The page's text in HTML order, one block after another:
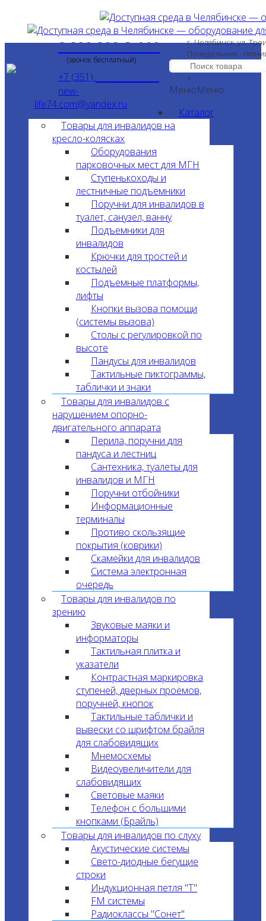
8 800 200-3-111
(звонок бесплатный)
+7 (351)
new-
life74.com@yandex.ru
г. Челябинск, ул.
Понедельник -
×
МенюМеню
Каталог
Товары для инвалидов на
кресло-колясках
Оборудования
парковочных мест для МГН
Ступенькоходы и
лестничные подъемники
Поручни для инвалидов в
туалет, санузел, ванну
Подъемники для
инвалидов
Крючки для тростей и
костылей
Подъемные платформы,
лифты
Кнопки вызова помощи
(системы вызова)
Столы с регулировкой по
высоте
Пандусы для инвалидов
Тактильные пиктограммы,
таблички и знаки
Товары для инвалидов с
нарушением опорно-
двигательного аппарата
Перила, поручни для
пандуса и лестниц
Сантехника, туалеты для
инвалидов и МГН
Поручни отбойники
Информационные
терминалы
Противо скользящие
покрытия (коврики)
Скамейки для инвалидов
Система электронная
очередь
Товары для инвалидов по
зрению
Звуковые маяки и
информаторы
Тактильная плитка и
указатели
Контрастная маркировка
ступеней, дверных проёмов,
поручней, кнопок
Тактильные таблички и
вывески со шрифтом брайля
для слабовидящих
Мнемосхемы
Видеоувеличители для
слабовидящих
Световые маяки
Телефон с большими
кнопками (Брайль)
Товары для инвалидов по слуху
Акустические системы
Свето-диодные бегущие
строки
Индукционная петля "T"
FM системы
Радиоклассы "Сонет"